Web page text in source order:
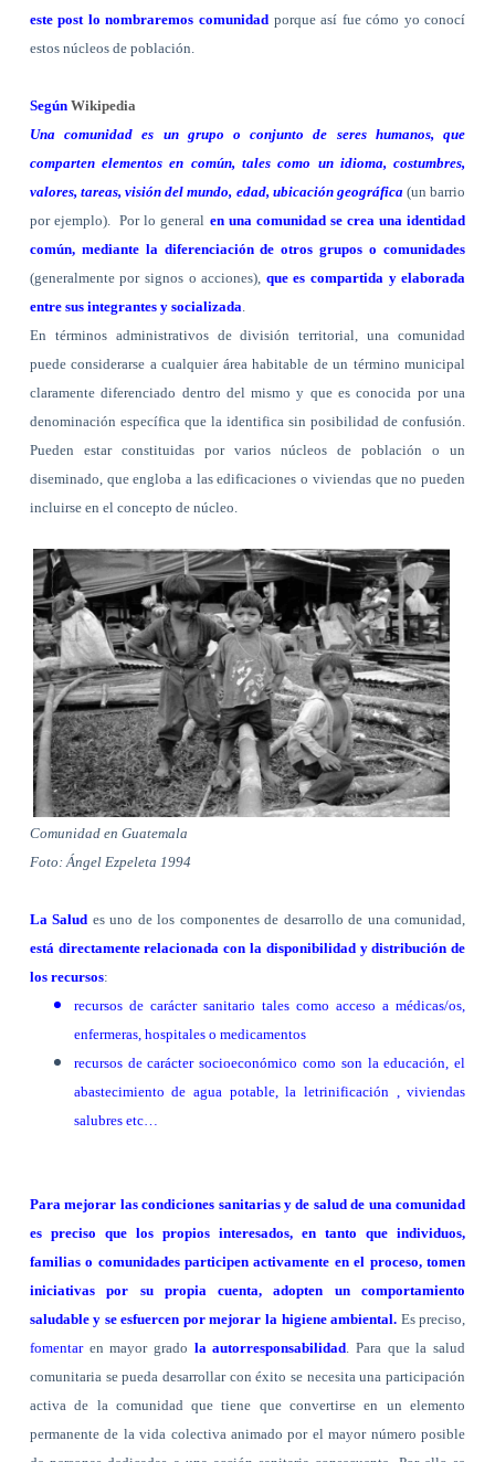
este post lo nombraremos comunidad porque así fue cómo yo conocí
estos núcleos de población.
Según Wikipedia
Una comunidad es un grupo o conjunto de seres humanos, que
comparten elementos en común, tales como un idioma, costumbres,
valores, tareas, visión del mundo, edad, ubicación geográfica(un barrio
por ejemplo). Por lo general en una comunidad se crea una identidad
común, mediante la diferenciación de otros grupos o comunidades
(generalmente por signos o acciones), que es compartida y elaborada
entre sus integrantes y socializada.
En términos administrativos de división territorial, una comunidad
puede considerarse a cualquier área habitable de un término municipal
claramente diferenciado dentro del mismo y que es conocida por una
denominación específica que la identifica sin posibilidad de confusión.
Pueden estar constituidas por varios núcleos de población o un
diseminado, que engloba a las edificaciones o viviendas que no pueden
incluirse en el concepto de núcleo.
Comunidad en Guatemala
Foto: Ángel Ezpeleta 1994
La Salud es uno de los componentes de desarrollo de una comunidad,
está directamente relacionada con la disponibilidad y distribución de
los recursos:
recursos de carácter sanitario tales como acceso a médicas/os,
enfermeras, hospitales o medicamentos
recursos de carácter socioeconómico como son la educación, el
abastecimiento de agua potable, la letrinificación , viviendas
salubres etc…
Para mejorar las condiciones sanitarias y de salud de una comunidad
es preciso que los propios interesados, en tanto que individuos,
familias o comunidades participen activamente en el proceso, tomen
iniciativas por su propia cuenta, adopten un comportamiento
saludable y se esfuercen por mejorar la higiene ambiental. Es preciso,
fomentaren mayor grado la autorresponsabilidad. Para que la salud
comunitaria se pueda desarrollar con éxito se necesita una participación
activa de la comunidad que tiene que convertirse en un elemento
permanente de la vida colectiva animado por el mayor número posible